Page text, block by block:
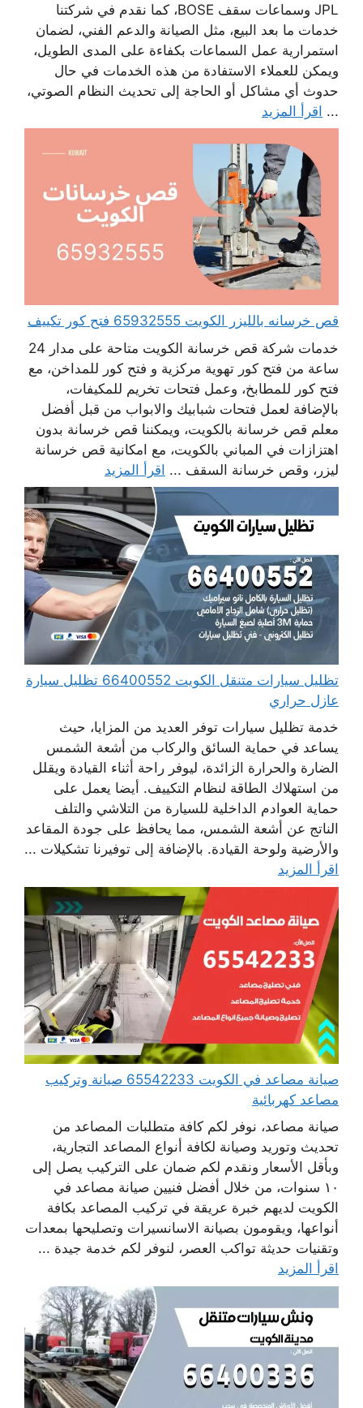
JPL وسماعات سقف BOSE، كما نقدم في شركتنا
خدمات ما بعد البيع، مثل الصيانة والدعم الفني، لضمان
استمرارية عمل السماعات بكفاءة على المدى الطويل،
ويمكن للعملاء الاستفادة من هذه الخدمات في حال
حدوث أي مشاكل أو الحاجة إلى تحديث النظام الصوتي،
... اقرأ المزيد
قص خرسانه بالليزر الكويت 65932555 فتح كور تكييف
خدمات شركة قص خرسانة الكويت متاحة على مدار 24
ساعة من فتح كور تهوية مركزية و فتح كور للمداخن، مع
فتح كور للمطابخ، وعمل فتحات تخريم للمكيفات،
بالإضافة لعمل فتحات شبابيك والابواب من قبل أفضل
معلم قص خرسانة بالكويت، ويمكننا قص خرسانة بدون
اهتزازات في المباني بالكويت، مع امكانية قص خرسانة
ليزر، وقص خرسانة السقف ... اقرأ المزيد
تظليل سيارات متنقل الكويت 66400552 تظليل سيارة
عازل حراري
خدمة تظليل سيارات توفر العديد من المزايا، حيث
يساعد في حماية السائق والركاب من أشعة الشمس
الضارة والحرارة الزائدة، ليوفر راحة أثناء القيادة ويقلل
من استهلاك الطاقة لنظام التكييف. أيضا يعمل على
حماية العوادم الداخلية للسيارة من التلاشي والتلف
الناتج عن أشعة الشمس، مما يحافظ على جودة المقاعد
والأرضية ولوحة القيادة. بالإضافة إلى توفيرنا تشكيلات ...
اقرأ المزيد
صيانة مصاعد في الكويت 65542233 صيانة وتركيب
مصاعد كهربائية
صيانة مصاعد، نوفر لكم كافة متطلبات المصاعد من
تحديث وتوريد وصيانة لكافة أنواع المصاعد التجارية،
وبأقل الأسعار ونقدم لكم ضمان على التركيب يصل إلى
١٠ سنوات، من خلال أفضل فنيين صيانة مصاعد في
الكويت لديهم خبرة عريقة في تركيب المصاعد بكافة
أنواعها، ويقومون بصيانة الاسانسيرات وتصليحها بمعدات
وتقنيات حديثة تواكب العصر، لنوفر لكم خدمة جيدة ...
اقرأ المزيد